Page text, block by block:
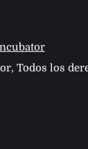
Todos los